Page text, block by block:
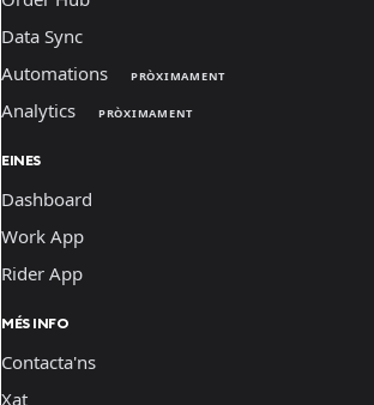
Data Sync
Automations
PRÒXIMAMENT
Analytics PRÒXIMAMENT
EINES
Dashboard
Work App
Rider App
MÉS INFO
Contacta'ns
Xat